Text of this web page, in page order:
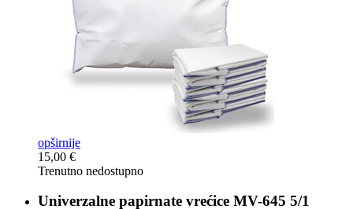
opširnije
15,00 €
Trenutno nedostupno
Univerzalne papirnate vrećice MV-645 5/1